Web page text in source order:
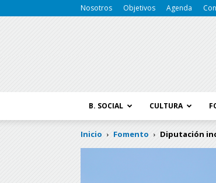
Nosotros Objetivos Agenda
B. SOCIAL CULTURA
Inicio Fomento Diputación